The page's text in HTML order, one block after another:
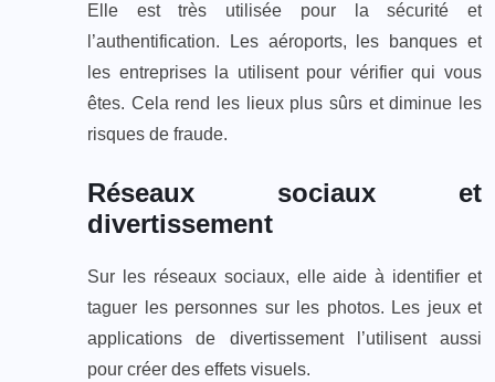
Elle est très utilisée pour la sécurité et
l’authentification. Les aéroports, les banques et
les entreprises la utilisent pour vérifier qui vous
êtes. Cela rend les lieux plus sûrs et diminue les
risques de fraude.
Réseaux sociaux et
divertissement
Sur les réseaux sociaux, elle aide à identifier et
taguer les personnes sur les photos. Les jeux et
applications de divertissement l’utilisent aussi
pour créer des effets visuels.